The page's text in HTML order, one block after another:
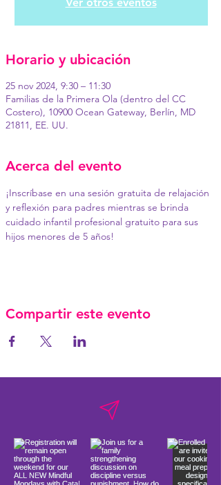
Horario y ubicación
25 nov 2024, 9:30 – 11:30
Familias de la Primera Ola (dentro del CC
Costero), 10900 Ocean Gateway, Berlín, MD
21811, EE. UU.
Acerca del evento
¡Inscríbase en una sesión gratuita de relajación
y reflexión para padres mientras se brinda
cuidado infantil profesional gratuito para sus
hijos menores de 5 años!
Compartir este evento